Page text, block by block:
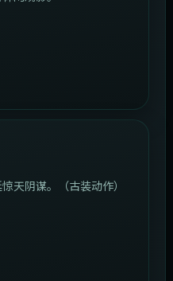
天阴谋。（古装动作）